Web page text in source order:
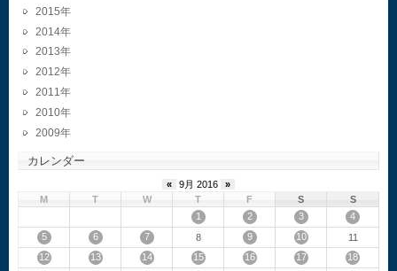
2015
2014
2013
2012
2011
2010
2009
カレンダー
« 9月 2016
»
M
T W T F S
S
1
2 3
4
5
6 7 8 9 10
11
12
13 14 15 16 17
18